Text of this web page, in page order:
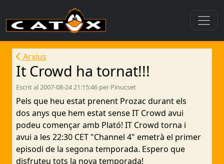
Arxius
It Crowd ha tornat!!!
Escrit al 2007-08-24 21:15:46 per Pinucset
Pels que heu estat prenent Prozac durant els
dos anys que hem estat sense IT Crowd avui
podeu començar amb Plató! IT Crowd torna i
avui a les 22:30 CET "Channel 4" emetrà el primer
episodi de la segona temporada. Espero que
disfruteu tots la nova temporada!